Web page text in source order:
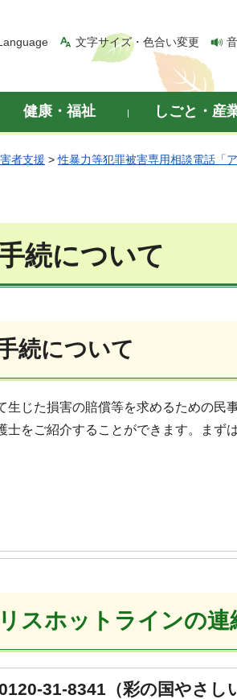
文字サイズ・色合い変更
健康・福祉 しごと・産
者支援 >性暴力等犯罪被害専用相談電話「
続について
続について
生じた損害の賠償等を求めるための民
士をご紹介することができます。まず
スホットラインの連
31-8341（彩の国やさし